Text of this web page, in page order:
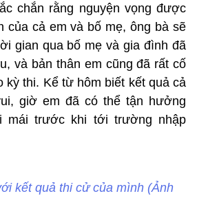
chắn rằng nguyện vọng được
của cả em và bố mẹ, ông bà sẽ
gian qua bố mẹ và gia đình đã
và bản thân em cũng đã rất cố
kỳ thi. Kể từ hôm biết kết quả cả
giờ em đã có thể tận hưởng
mái trước khi tới trường nhập
kết quả thi cử của mình (Ảnh